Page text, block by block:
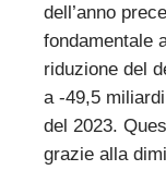
dell’anno
fondamentale
riduzione del
a -49,5
del 2023.
grazie alla